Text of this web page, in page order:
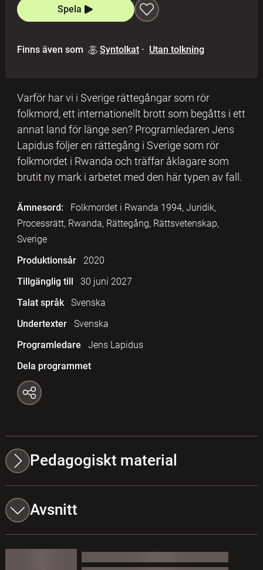
Spela
Finns även som Syntolkat · Utan tolkning
Varför har vi i Sverige rättegångar som rör
folkmord, ett internationellt brott som begåtts i ett
annat land för länge sen? Programledaren Jens
Lapidus följer en rättegång i Sverige som rör
folkmordet i Rwanda och träffar åklagare som
brutit ny mark i arbetet med den här typen av fall.
Ämnesord:
Folkmordet i Rwanda 1994, Juridik,
Processrätt, Rwanda, Rättegång, Rättsvetenskap,
Sverige
Produktionsår
2020
Tillgänglig till
30 juni 2027
Talat språk
Svenska
Undertexter
Svenska
Programledare
Jens Lapidus
Dela programmet
Pedagogiskt material
Avsnitt